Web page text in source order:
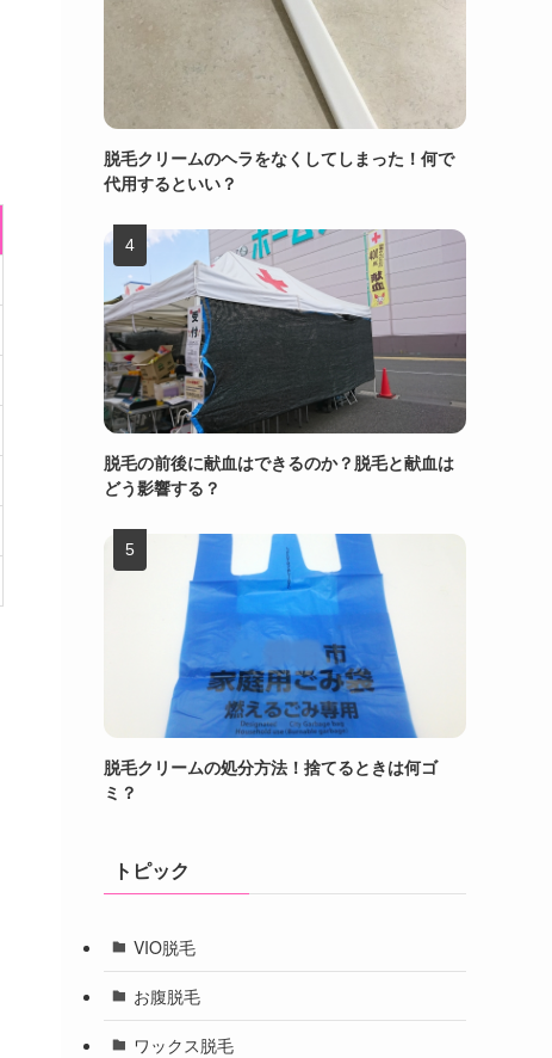
脱毛クリームのヘラをなくしてしまった！何で
代用するといい？
脱毛の前後に献血はできるのか？脱毛と献血は
どう影響する？
脱毛クリームの処分方法！捨てるときは何ゴ
ミ？
トピック
VIO脱毛
お腹脱毛
ワックス脱毛